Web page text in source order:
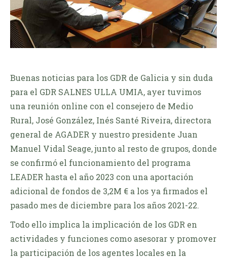
Buenas noticias para los GDR de Galicia y sin duda
para el GDR SALNES ULLA UMIA, ayer tuvimos
una reunión online con el consejero de Medio
Rural, José González, Inés Santé Riveira, directora
general de AGADER y nuestro presidente Juan
Manuel Vidal Seage, junto al resto de grupos, donde
se confirmó el funcionamiento del programa
LEADER hasta el año 2023 con una aportación
adicional de fondos de 3,2M € a los ya firmados el
pasado mes de diciembre para los años 2021-22.
Todo ello implica la implicación de los GDR en
actividades y funciones como asesorar y promover
la participación de los agentes locales en la